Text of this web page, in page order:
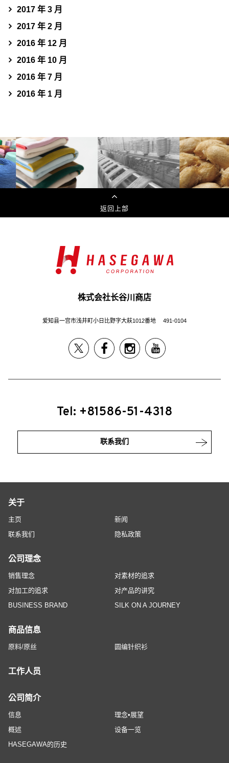
2017 年 3 月
2017 年 2 月
2016 年 12 月
2016 年 10 月
2016 年 7 月
2016 年 1 月
返回上部
株式会社长谷川商店
爱知县一宫市浅井町小日比野字大萩1012番地 491-0104
Tel: +81586-51-4318
联系我们
关于
主页
新闻
联系我们
隐私政策
公司理念
销售理念
对素材的追求
对加工的追求
对产品的讲究
BUSINESS BRAND
SILK ON A JOURNEY
商品信息
原料/原丝 圆编针织衫
工作人员
公司简介
信息
理念•展望
概述
设备一览
HASEGAWA的历史